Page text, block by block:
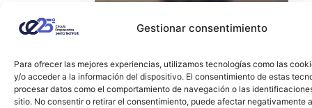
Gestionar consentimiento
Para ofrecer las mejores experiencias, utilizamos tecnologías como las
y/o acceder a la información del dispositivo. El consentimiento de estas
procesar datos como el comportamiento de navegación o las
sitio. No consentir o retirar el consentimiento, puede afectar negativamente